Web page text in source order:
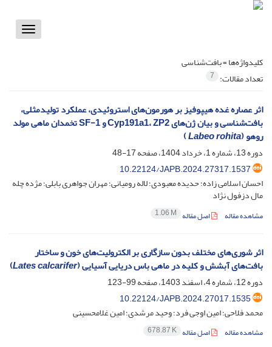
Toggle
کلیدواژه‌ها =بافت‌شناسی
تعداد مقالات: 7
اثر عصاره غده هیپوفیز بر هورمون‌های استروئیدی، عملکرد تولیدمثلی،
بافت‌شناسی و بیان ژن‌های Cyp191a1، ZP2 و SF-1 تخمدان ماهی مولد
روهو (Labeo rohita
)
دوره 13، شماره 1، خرداد 1404، صفحه
17-48
10.22124/JAPB.2024.27317.1537
احسان اسلامی زاده؛ حدیده معبودی؛ لاله رومیانی؛ مهران جواهری بابلی؛ مژده چله
مال دزفول نژاد
مشاهده مقاله اصل مقاله 1.06 M
اثر شوری‌های مختلف بدون سازگاری بر الکترولیت‌های خون و ساختار
بافت‌های آبشش و کلیه در ماهی باس دریایی آسیایی (Lates calcarifer
)
دوره 12، شماره 4، اسفند 1403، صفحه
99-123
10.22124/JAPB.2024.27017.1535
محمد فلاحی؛ امین اوجی فرد؛ وحید مرشدی؛ امین غلامحسینی
مشاهده مقاله اصل مقاله 678.87 K